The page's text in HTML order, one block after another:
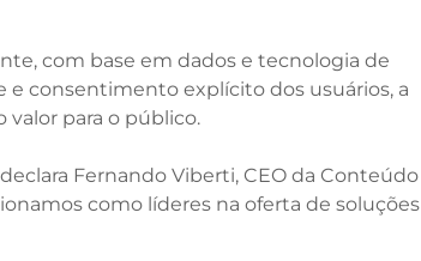
com base em dados e tecnologia de
consentimento explícito dos usuários, a
para o público.
Fernando Viberti, CEO da Conteúdo
como líderes na oferta de soluções